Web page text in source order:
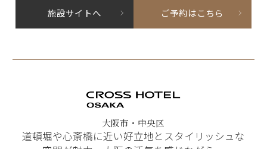
施設サイトへ ご予約はこちら
大阪市・中央区
道頓堀や心斎橋に近い好立地とスタイリッシュな